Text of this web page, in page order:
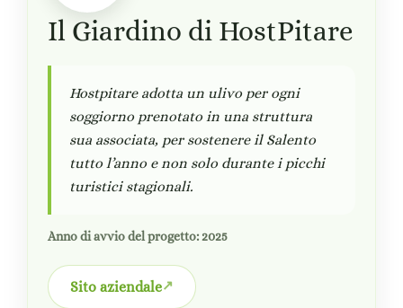
Il Giardino di HostPitare
Hostpitare adotta un ulivo per ogni
soggiorno prenotato in una struttura
sua associata, per sostenere il Salento
tutto l’anno e non solo durante i picchi
turistici stagionali.
Anno di avvio del progetto: 2025
Sito aziendale